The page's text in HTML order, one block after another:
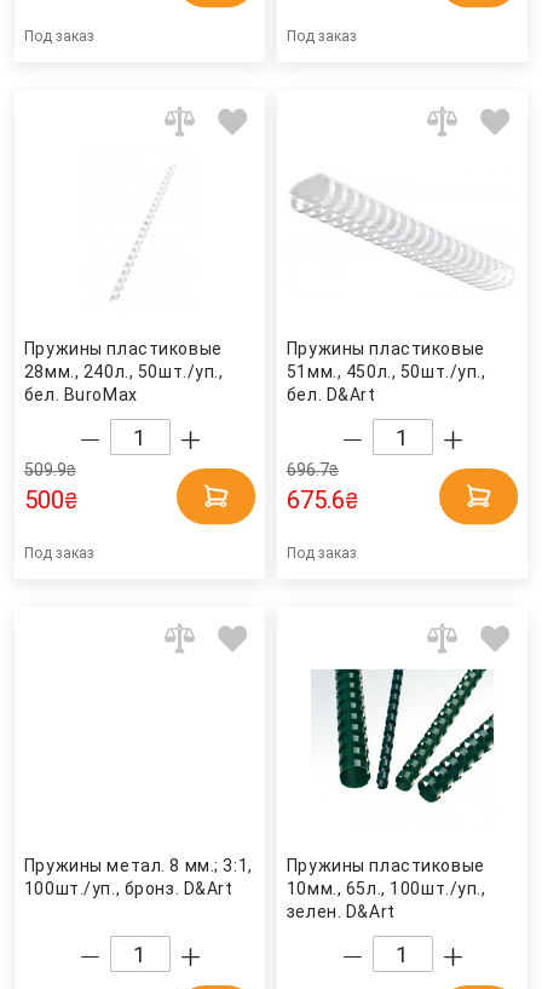
Под заказ Под заказ
Пружины пластиковые
28мм., 240л., 50шт./уп.,
бел. BuroMax
509.9₴
500₴
Под заказ
Пружины пластиковые
51мм., 450л., 50шт./уп.,
бел. D&Art
696.7₴
675.6₴
Под заказ
Пружины метал. 8 мм.; 3:1,
100шт./уп., бронз. D&Art
Пружины пластиковые
10мм., 65л., 100шт./уп.,
зелен. D&Art